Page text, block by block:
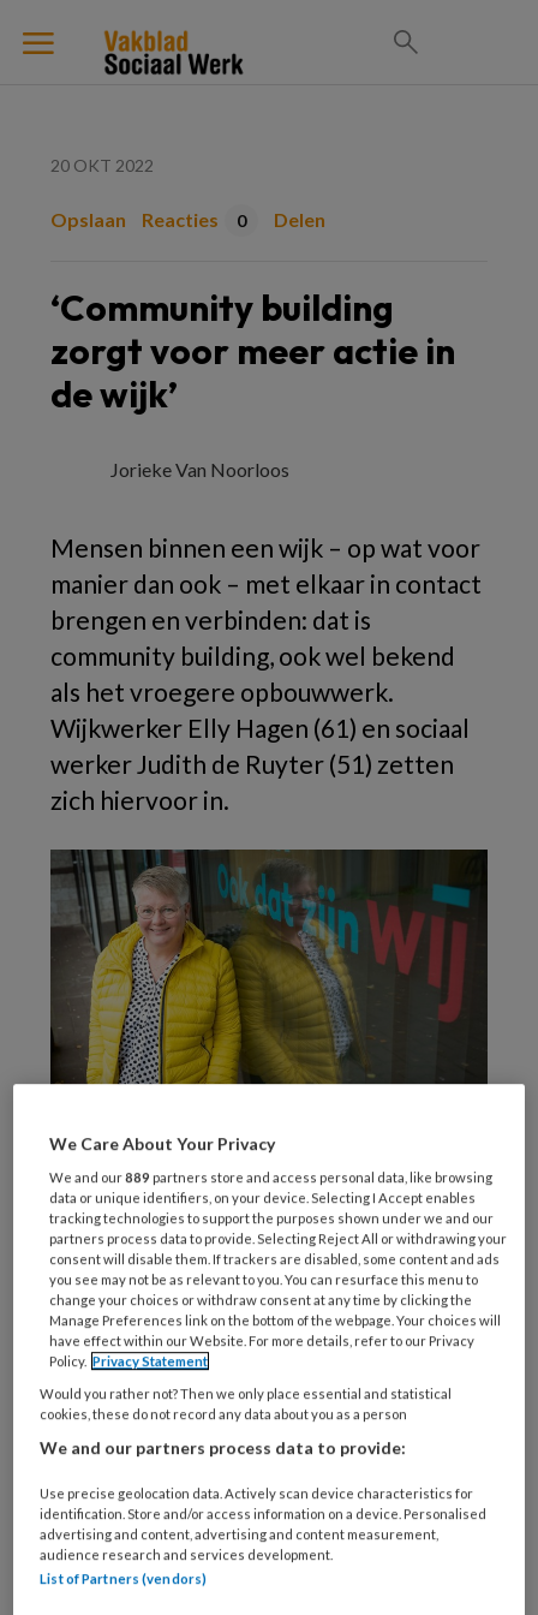
20 OKT 2022
Opslaan Reacties 0 Delen
‘Community building
zorgt voor meer actie in
de wijk’
Jorieke Van Noorloos
Mensen binnen een wijk – op wat voor
manier dan ook – met elkaar in contact
brengen en verbinden: dat is
community building, ook wel bekend
als het vroegere opbouwwerk.
Wijkwerker Elly Hagen (61) en sociaal
werker Judith de Ruyter (51) zetten
zich hiervoor in.
Judith de Ruyter:‘Het draait niet om de acties zelf – zoals een buurtfeest of
moestuin – maar om het effect ervan’
‘Er was laatst iemand in mijn wijk – ik werk in de
omgeving Beuningen – die graag een moestuin
wilde beginnen,’ vertelt Elly Hagen. ‘Ik heb
toen gekeken waar we een stuk rond konden
krijgen. Die vond ik, samen met wat vrijwilligers
met groene vingers, en nu is dat echt een
bloeiende plek waar veel mensen
samenkomen. Hebben ze groentes over, zoals
wortels, dan brengen ze die naar de
voedselbank. De buurt leeft echt op van zo’n
initiatief.’ Of neem die keer dat een Syrische
man graag Nederlandse mensen wilde leren
We Care About Your Privacy
We and our889 partners store and access personal data, like browsing
data or unique identifiers, on your device. Selecting I Accept enables
tracking technologies to support the purposes shown under we and our
partners process data to provide. Selecting Reject All or withdrawing your
consent will disable them. If trackers are disabled, some content and ads
you see may not be as relevant to you. You can resurface this menu to
change your choices or withdraw consent at any time by clicking the
Manage Preferences link on the bottom of the webpage. Your choices will
have effect within our Website. For more details, refer to our Privacy
Policy. Privacy Statement
Would you rather not? Then we only place essential and statistical
cookies, these do not record any data about you as a person
We and our partners process data to provide:
Use precise geolocation data. Actively scan device characteristics for
identification. Store and/or access information on a device. Personalised
advertising and content, advertising and content measurement,
audience research and services development.
List of Partners (vendors)